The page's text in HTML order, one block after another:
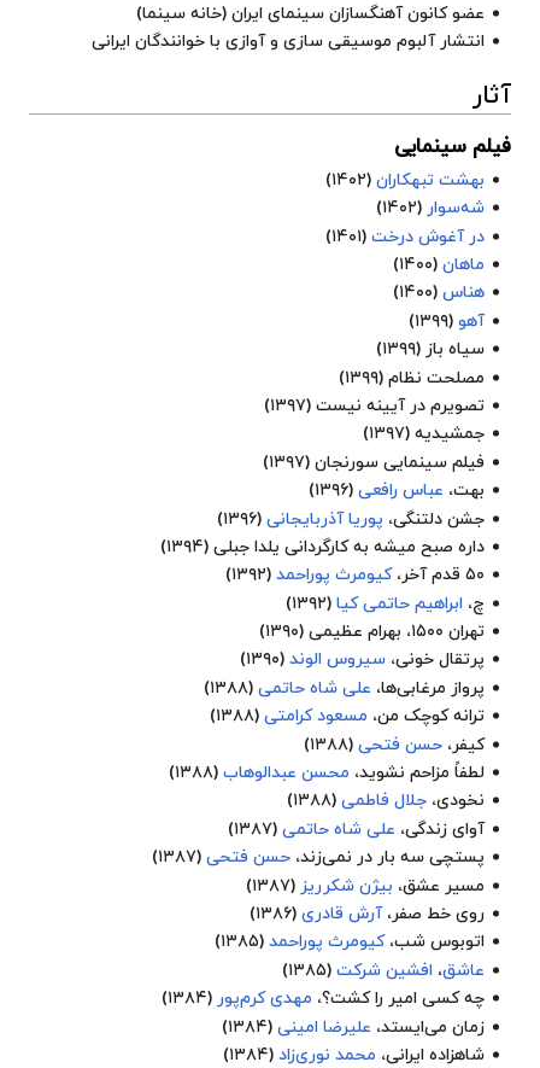
عضو کانون آهنگسازان سینمای ایران (خانه سینما)
انتشار آلبوم موسیقی سازی و آوازی با خوانندگان ایرانی
آثار
فیلم سینمایی
بهشت تبهکاران (۱۴۰۲)
شه‌سوار (۱۴۰۲)
در آغوش درخت (۱۴۰۱)
ماهان (۱۴۰۰)
هناس (۱۴۰۰)
آهو (۱۳۹۹)
سیاه باز (۱۳۹۹)
مصلحت نظام (۱۳۹۹)
تصویرم در آیینه نیست (۱۳۹۷)
جمشیدیه (۱۳۹۷)
فیلم سینماییسورنجان (۱۳۹۷)
بهت، عباس رافعی (۱۳۹۶)
جشن دلتنگی، پوریا آذربایجانی (۱۳۹۶)
داره صبح میشه به کارگردانی یلدا جبلی (۱۳۹۴)
۵۰ قدم آخر
،کیومرث پوراحمد (۱۳۹۲)
چ، ابراهیم حاتمی کیا (۱۳۹۲)
تهران ۱۵۰۰
، بهرام عظیمی (۱۳۹۰)
پرتقال خونی،سیروس الوند (۱۳۹۰)
پرواز مرغابی‌ها، علی شاه حاتمی (۱۳۸۸)
ترانه کوچک من، مسعود کرامتی (۱۳۸۸)
کیفر،حسن فتحی (۱۳۸۸)
لطفاً مزاحم نشوید، محسن عبدالوهاب (۱۳۸۸)
نخودی،جلال فاطمی (۱۳۸۸)
آوای زندگی، علی شاه حاتمی (۱۳۸۷)
پستچی سه بار در نمی‌زند،حسن فتحی (۱۳۸۷)
مسیر عشق، بیژن شکرریز (۱۳۸۷)
روی خط صفر،آرش قادری (۱۳۸۶)
اتوبوس شب،کیومرث پوراحمد (۱۳۸۵)
عاشق، افشین شرکت (۱۳۸۵)
چه کسی امیر را کشت؟، مهدی کرم‌پور (۱۳۸۴)
زمان می‌ایستد، علیرضا امینی (۱۳۸۴)
شاهزاده ایرانی، محمد نوری‌زاد (۱۳۸۴)